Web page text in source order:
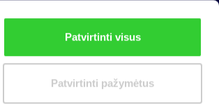
Patvirtinti visus
Patvirtinti pažymėtus
Privatumo politika
Slapukų politika